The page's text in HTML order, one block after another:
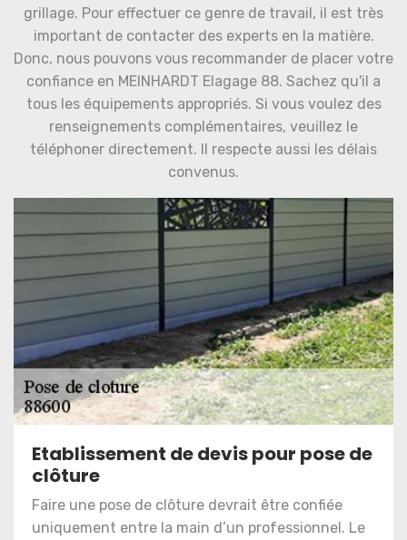
grillage. Pour effectuer ce genre de travail, il est très
important de contacter des experts en la matière.
Donc, nous pouvons vous recommander de placer votre
confiance en MEINHARDT Elagage 88. Sachez qu'il a
tous les équipements appropriés. Si vous voulez des
renseignements complémentaires, veuillez le
téléphoner directement. Il respecte aussi les délais
convenus.
Etablissement de devis pour pose de
clôture
Faire une pose de clôture devrait être confiée
uniquement entre la main d’un professionnel. Le